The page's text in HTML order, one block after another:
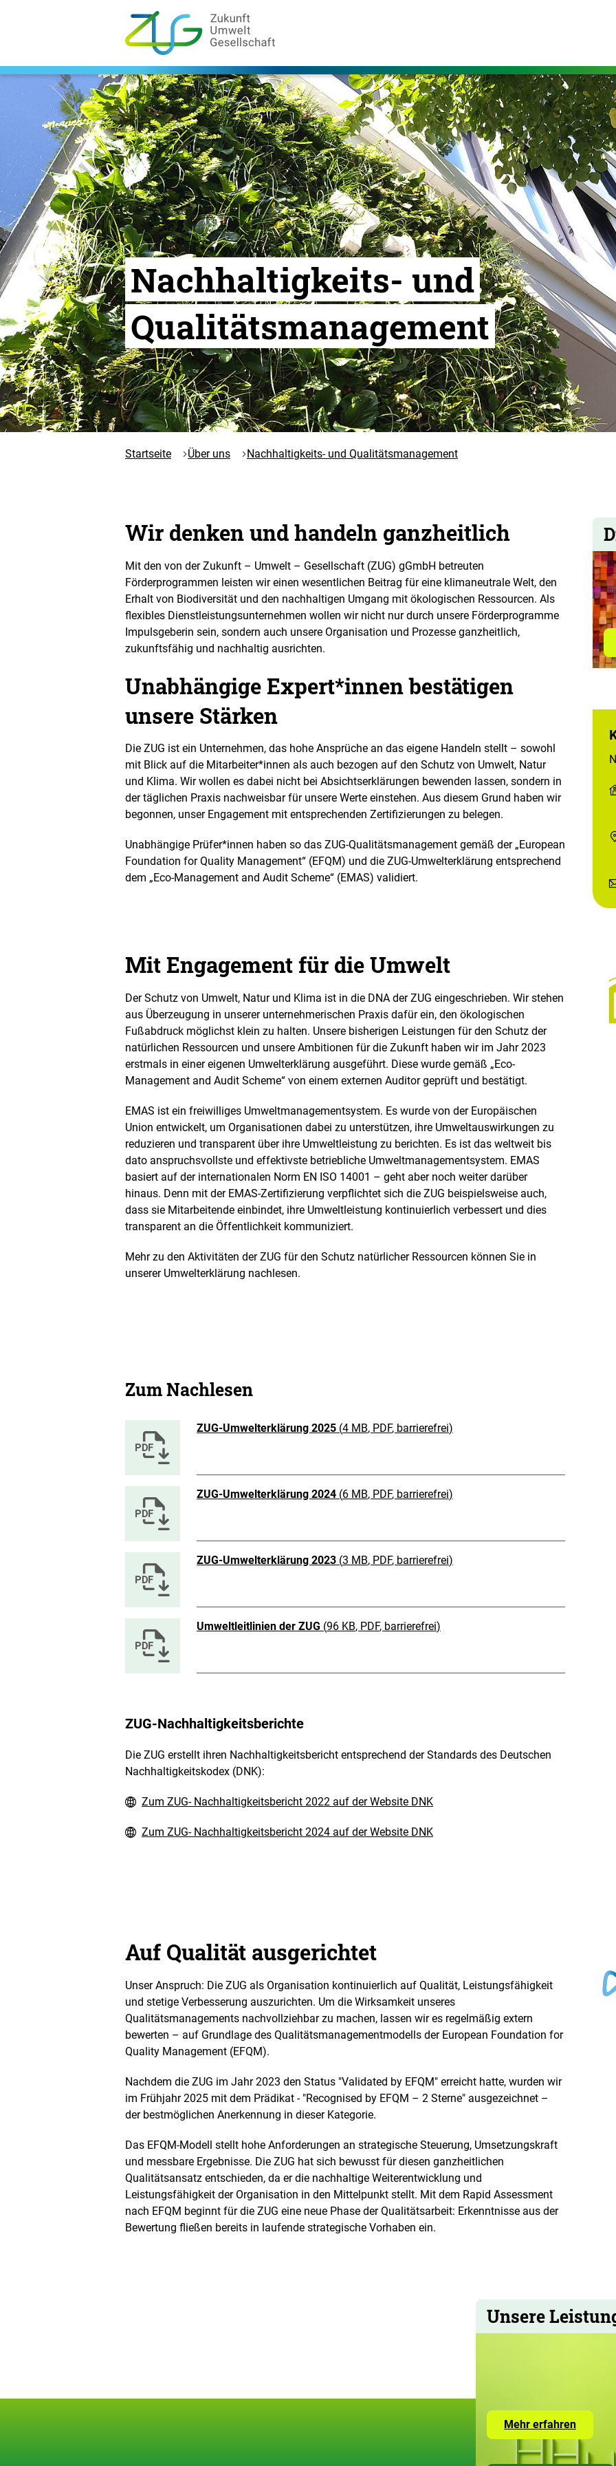
Zukunft
Umwelt
Gesellschaft
-
Zur
Startseite
Nachhaltigkeits- und
Qualitätsmanagement
Startseite Über uns Nachhaltigkeits- und Qualitätsmanagement
Wir denken und handeln ganzheitlich
Mit den von der Zukunft – Umwelt – Gesellschaft (ZUG) gGmbH betreuten
Förderprogrammen leisten wir einen wesentlichen Beitrag für eine klimaneutrale Welt, den
Erhalt von Biodiversität und den nachhaltigen Umgang mit ökologischen Ressourcen. Als
flexibles Dienstleistungsunternehmen wollen wir nicht nur durch unsere Förderprogramme
Impulsgeberin sein, sondern auch unsere Organisation und Prozesse ganzheitlich,
zukunftsfähig und nachhaltig ausrichten.
Unabhängige Expert*innen bestätigen
unsere Stärken
Die ZUG ist ein Unternehmen, das hohe Ansprüche an das eigene Handeln stellt – sowohl
mit Blick auf die Mitarbeiter*innen als auch bezogen auf den Schutz von Umwelt, Natur
und Klima. Wir wollen es dabei nicht bei Absichtserklärungen bewenden lassen, sondern in
der täglichen Praxis nachweisbar für unsere Werte einstehen. Aus diesem Grund haben wir
begonnen, unser Engagement mit entsprechenden Zertifizierungen zu belegen.
Unabhängige Prüfer*innen haben so das ZUG-Qualitätsmanagement gemäß der „European
Foundation for Quality Management“ (EFQM) und die ZUG-Umwelterklärung entsprechend
dem „Eco-Management and Audit Scheme“ (EMAS) validiert.
Mit Engagement für die Umwelt
Der Schutz von Umwelt, Natur und Klima ist in die DNA der ZUG eingeschrieben. Wir stehen
aus Überzeugung in unserer unternehmerischen Praxis dafür ein, den ökologischen
Fußabdruck möglichst klein zu halten. Unsere bisherigen Leistungen für den Schutz der
natürlichen Ressourcen und unsere Ambitionen für die Zukunft haben wir im Jahr 2023
erstmals in einer eigenen Umwelterklärung ausgeführt. Diese wurde gemäß „Eco-
Management and Audit Scheme“ von einem externen Auditor geprüft und bestätigt.
EMAS ist ein freiwilliges Umweltmanagementsystem. Es wurde von der Europäischen
Union entwickelt, um Organisationen dabei zu unterstützen, ihre Umweltauswirkungen zu
reduzieren und transparent über ihre Umweltleistung zu berichten. Es ist das weltweit bis
dato anspruchsvollste und effektivste betriebliche Umweltmanagementsystem. EMAS
basiert auf der internationalen Norm EN ISO 14001 – geht aber noch weiter darüber
hinaus. Denn mit der EMAS-Zertifizierung verpflichtet sich die ZUG beispielsweise auch,
dass sie Mitarbeitende einbindet, ihre Umweltleistung kontinuierlich verbessert und dies
transparent an die Öffentlichkeit kommuniziert.
Mehr zu den Aktivitäten der ZUG für den Schutz natürlicher Ressourcen können Sie in
unserer Umwelterklärung nachlesen.
Zum Nachlesen
ZUG-Umwelterklärung 2025 (4 MB, PDF, barrierefrei)
ZUG-Umwelterklärung 2024 (6 MB, PDF, barrierefrei)
ZUG-Umwelterklärung 2023 (3 MB, PDF, barrierefrei)
Umweltleitlinien der ZUG (96 KB, PDF, barrierefrei)
ZUG-Nachhaltigkeitsberichte
Die ZUG erstellt ihren Nachhaltigkeitsbericht entsprechend der Standards des Deutschen
Nachhaltigkeitskodex (DNK):
Zum ZUG- Nachhaltigkeitsbericht 2022 auf der Website DNK
Zum ZUG- Nachhaltigkeitsbericht 2024 auf der Website DNK
Auf Qualität ausgerichtet
Unser Anspruch: Die ZUG als Organisation kontinuierlich auf Qualität, Leistungsfähigkeit
und stetige Verbesserung auszurichten. Um die Wirksamkeit unseres
Qualitätsmanagements nachvollziehbar zu machen, lassen wir es regelmäßig extern
bewerten – auf Grundlage des Qualitätsmanagementmodells der European Foundation for
Quality Management (EFQM).
Nachdem die ZUG im Jahr 2023 den Status "Validated by EFQM" erreicht hatte, wurden wir
im Frühjahr 2025 mit dem Prädikat - "Recognised by EFQM – 2 Sterne" ausgezeichnet –
der bestmöglichen Anerkennung in dieser Kategorie.
Das EFQM-Modell stellt hohe Anforderungen an strategische Steuerung, Umsetzungskraft
und messbare Ergebnisse. Die ZUG hat sich bewusst für diesen ganzheitlichen
Qualitätsansatz entschieden, da er die nachhaltige Weiterentwicklung und
Leistungsfähigkeit der Organisation in den Mittelpunkt stellt. Mit dem Rapid Assessment
nach EFQM beginnt für die ZUG eine neue Phase der Qualitätsarbeit: Erkenntnisse aus der
Bewertung fließen bereits in laufende strategische Vorhaben ein.
Unsere
Mehr erfahrenZur
Seite
mit
den